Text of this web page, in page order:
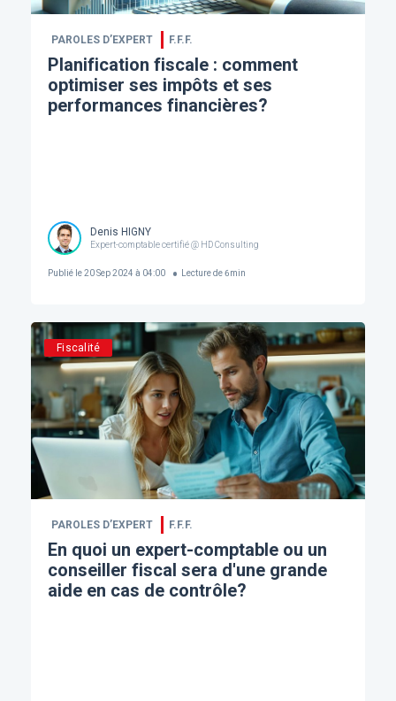
PAROLES D’EXPERT F.F.F.
Planification fiscale : comment
optimiser ses impôts et ses
performances financières?
Denis HIGNY
Expert-comptable certifié @ HD Consulting
Publié le20 Sep 2024 à 04:00 Lecture de6min
Fiscalité
PAROLES D’EXPERT F.F.F.
En quoi un expert-comptable ou un
conseiller fiscal sera d'une grande
aide en cas de contrôle?